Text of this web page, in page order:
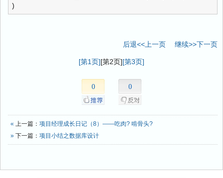
)
后退<<上一页 继续>>下一页
[第1页][第2页][第3页]
0 0
« 上一篇： 项目经理成长日记（8）——吃肉? 啃骨头?
» 下一篇： 项目小结之数据库设计